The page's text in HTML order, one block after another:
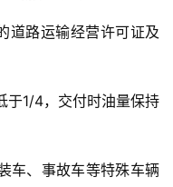
道路运输经营许可证及
于1/4，交付时油量保持
车、事故车等特殊车辆